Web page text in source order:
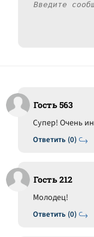
Гость 563
Ответить (0)
Супер! Очень
Гость 212
Ответить (0)
Молодец!